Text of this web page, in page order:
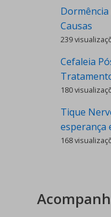
Causas
239
Cefaleia
180
Tique
esperança
168